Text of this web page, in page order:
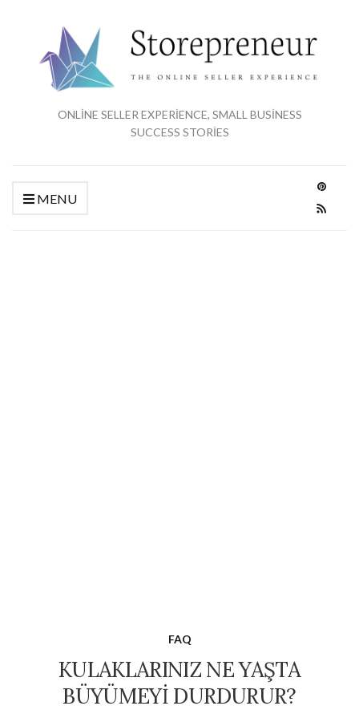
ONLINE SELLER EXPERIENCE, SMALL BUSINESS
SUCCESS STORIES
MENU
FAQ
KULAKLARINIZ NE YAŞTA
BÜYÜMEYI DURDURUR?